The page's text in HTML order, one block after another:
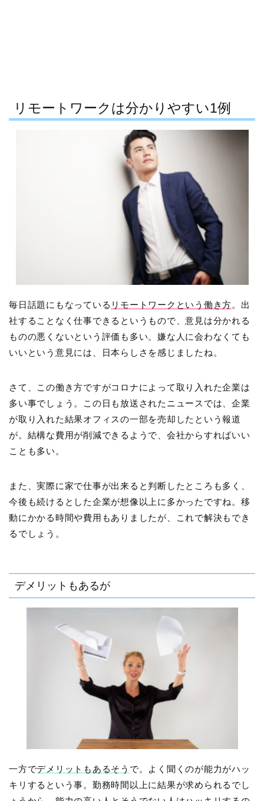
リモートワークは分かりやすい1例
毎日話題にもなっている リモートワークという働き方。出
社することなく仕事できるというもので、意見は分かれる
ものの悪くないという評価も多い。嫌な人に会わなくても
いいという意見には、日本らしさを感じましたね。
さて、この働き方ですがコロナによって取り入れた企業は
多い事でしょう。この日も放送されたニュースでは、企業
が取り入れた結果オフィスの一部を売却したという報道
が。結構な費用が削減できるようで、会社からすればいい
ことも多い。
また、実際に家で仕事が出来ると判断したところも多く、
今後も続けるとした企業が想像以上に多かったですね。移
動にかかる時間や費用もありましたが、これで解決もでき
るでしょう。
デメリットもあるが
一方でデメリットもあるそう で。よく聞くのが能力がハッ
キリするという事。勤務時間以上に結果が求められるでし